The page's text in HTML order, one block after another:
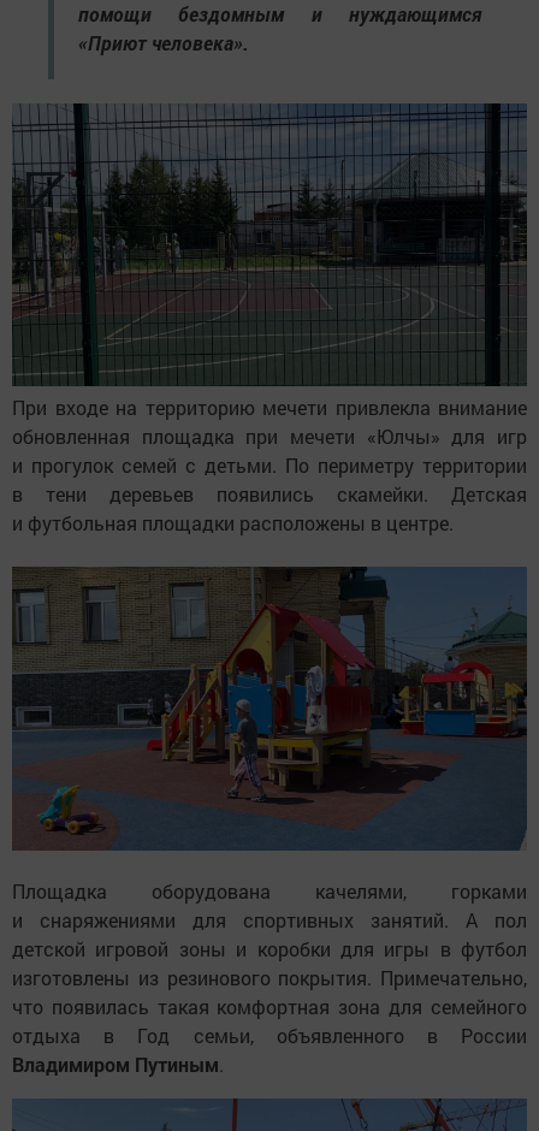
помощи бездомным и нуждающимся
«Приют человека».
При входе на территорию мечети привлекла внимание
обновленная площадка при мечети «Юлчы» для игр
и прогулок семей с детьми. По периметру территории
в тени деревьев появились скамейки. Детская
и футбольная площадки расположены в центре.
Площадка оборудована качелями, горками
и снаряжениями для спортивных занятий. А пол
детской игровой зоны и коробки для игры в футбол
изготовлены из резинового покрытия. Примечательно,
что появилась такая комфортная зона для семейного
отдыха в Год семьи, объявленного в России
Владимиром Путиным.